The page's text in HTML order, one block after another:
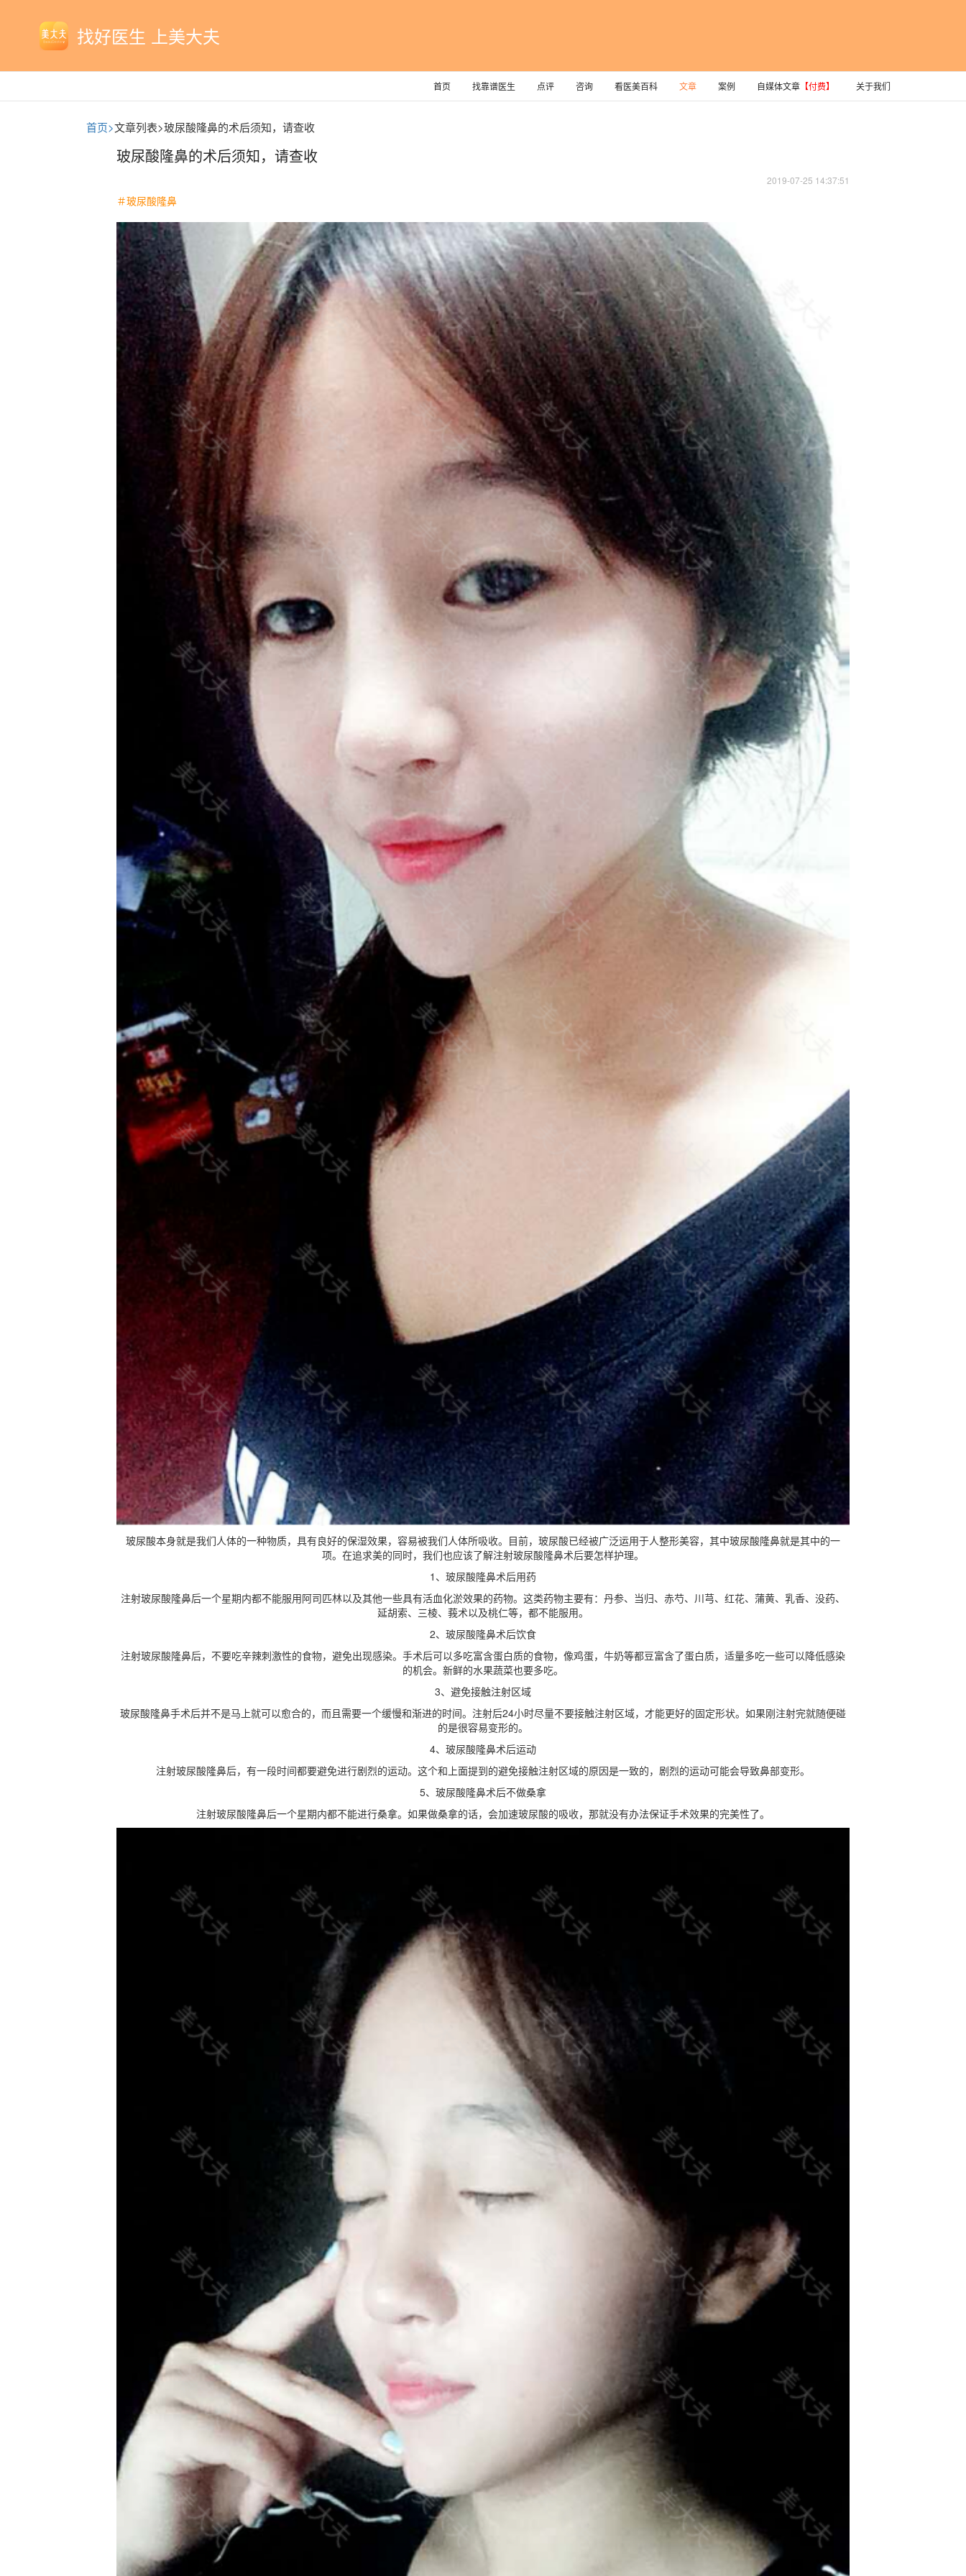
找好医生 上美大夫
首页 找靠谱医生 点评 咨询 看医美百科 文章 案例 自媒体文章 【付费】 关于我们
首页>文章列表>玻尿酸隆鼻的术后须知，请查收
玻尿酸隆鼻的术后须知，请查收
2019-07-25 14:37:51
＃玻尿酸隆鼻
玻尿酸本身就是我们人体的一种物质，具有良好的保湿效果，容易被我们人体所吸收。目前，玻尿酸已经被广泛运用于人整形美容，其中玻尿酸隆鼻就是其中的一
项。在追求美的同时，我们也应该了解注射玻尿酸隆鼻术后要怎样护理。
1、玻尿酸隆鼻术后用药
注射玻尿酸隆鼻后一个星期内都不能服用阿司匹林以及其他一些具有活血化淤效果的药物。这类药物主要有：丹参、当归、赤芍、川芎、红花、蒲黄、乳香、没药、
延胡索、三棱、莪术以及桃仁等，都不能服用。
2、玻尿酸隆鼻术后饮食
注射玻尿酸隆鼻后，不要吃辛辣刺激性的食物，避免出现感染。手术后可以多吃富含蛋白质的食物，像鸡蛋，牛奶等都豆富含了蛋白质，适量多吃一些可以降低感染
的机会。新鲜的水果蔬菜也要多吃。
3、避免接触注射区域
玻尿酸隆鼻手术后并不是马上就可以愈合的，而且需要一个缓慢和渐进的时间。注射后24小时尽量不要接触注射区域，才能更好的固定形状。如果刚注射完就随便碰
的是很容易变形的。
4、玻尿酸隆鼻术后运动
注射玻尿酸隆鼻后，有一段时间都要避免进行剧烈的运动。这个和上面提到的避免接触注射区域的原因是一致的，剧烈的运动可能会导致鼻部变形。
5、玻尿酸隆鼻术后不做桑拿
注射玻尿酸隆鼻后一个星期内都不能进行桑拿。如果做桑拿的话，会加速玻尿酸的吸收，那就没有办法保证手术效果的完美性了。